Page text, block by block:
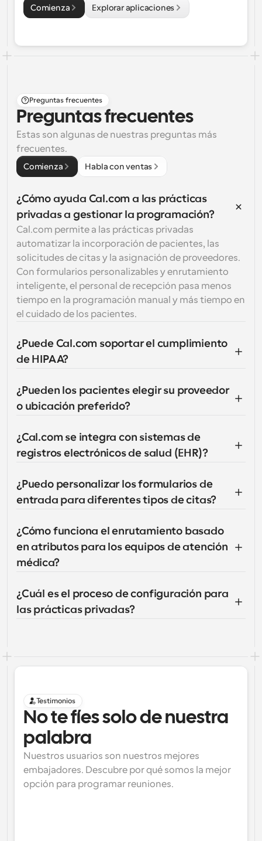
Comienza Explorar aplicaciones
Preguntas frecuentes
Preguntas frecuentes
Estas son algunas de nuestras preguntas más
frecuentes.
Comienza Habla con ventas
¿Cómo ayuda Cal.com a las prácticas
privadas a gestionar la programación?
Cal.com permite a las prácticas privadas
automatizar la incorporación de pacientes, las
solicitudes de citas y la asignación de proveedores.
Con formularios personalizables y enrutamiento
inteligente, el personal de recepción pasa menos
tiempo en la programación manual y más tiempo en
el cuidado de los pacientes.
¿Puede Cal.com soportar el cumplimiento
de HIPAA?
¿Pueden los pacientes elegir su proveedor
o ubicación preferido?
¿Cal.com se integra con sistemas de
registros electrónicos de salud (EHR)?
¿Puedo personalizar los formularios de
entrada para diferentes tipos de citas?
¿Cómo funciona el enrutamiento basado
en atributos para los equipos de atención
médica?
¿Cuál es el proceso de configuración para
las prácticas privadas?
Testimonios
No te fíes solo de nuestra
palabra
Nuestros usuarios son nuestros mejores
embajadores. Descubre por qué somos la mejor
opción para programar reuniones.